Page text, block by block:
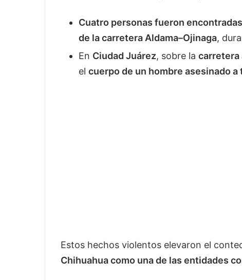
Cuatro personas fueron
de la carretera Aldama–Ojinaga,
En Ciudad Juárez, sobre la carretera
el cuerpo de un hombre asesinado a
Estos hechos violentos elevaron el
Chihuahua como una de las entidades